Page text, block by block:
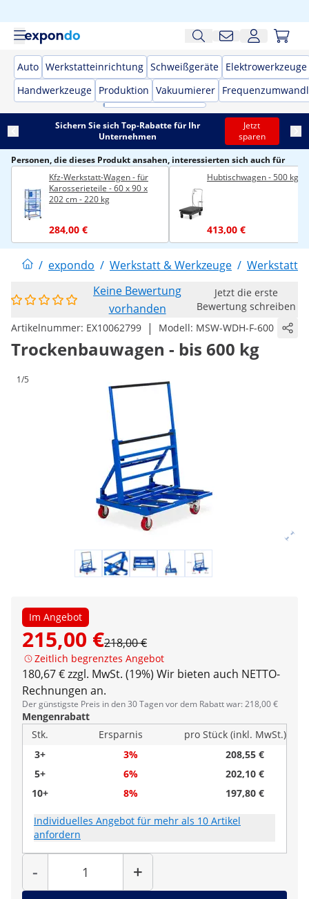
Auto Werkstatteinrichtung Schweißgeräte Elektrowerkzeuge
Handwerkzeuge Produktion Vakuumierer
Sichern Sie sich Top-Rabatte für Ihr
Unternehmen
Jetzt
sparen
Personen, die dieses Produkt ansahen, interessierten sich auch für
Kfz-Werkstatt-Wagen - für
Karosserieteile - 60 x 90 x
202 cm - 220 kg
284,00 €
Hubtischwagen - 500 kg
413,00 €
/ expondo / Werkstatt & Werkzeuge /
Keine Bewertung
vorhanden
Jetzt die erste
Bewertung schreiben
Artikelnummer: EX10062799 | Modell: MSW-WDH-F-600
Trockenbauwagen - bis 600 kg
1/5
Im Angebot
215,00 €218,00 €
Zeitlich begrenztes Angebot
180,67 € zzgl. MwSt. (19%) Wir bieten auch NETTO-
Rechnungen an.
Der günstigste Preis in den 30 Tagen vor dem Rabatt war: 218,00 €
Mengenrabatt
Stk.
Ersparnis
pro Stück (inkl. MwSt.)
3+
3%
208,55 €
5+
6%
202,10 €
10+
8% 197,80 €
Individuelles Angebot für mehr als 10 Artikel
anfordern
-
Menge
+